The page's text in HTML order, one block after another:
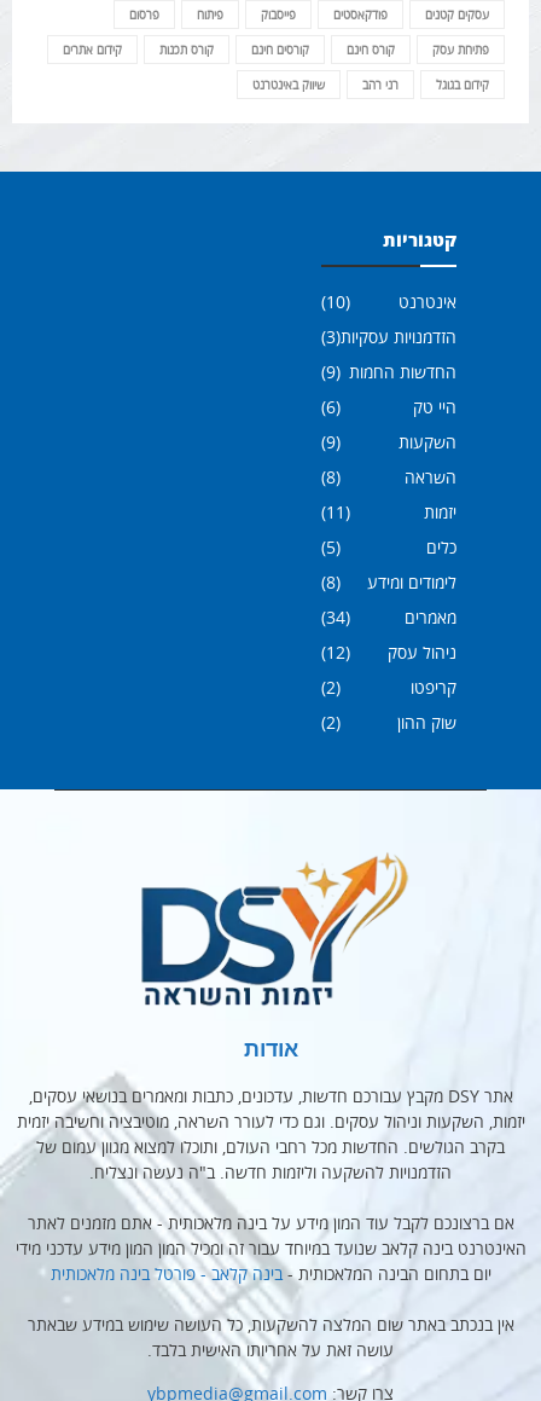
עסקים קטנים פודקאסטים פייסבוק פיתוח פרסום
פתיחת עסק קורס חינם קורסים חינם קורס תכנות קידום אתרים
קידום בגוגל רני רהב שיווק באינטרנט
קטגוריות
אינטרנט
(10)
הזדמנויות עסקיות(3)
החדשות החמות (9)
היי טק
(6)
השקעות
(9)
השראה
(8)
יזמות
(11)
כלים
(5)
לימודים ומידע
(8)
מאמרים
(34)
ניהול עסק
(12)
קריפטו
(2)
שוק ההון
(2)
אודות
אתר DSY מקבץ עבורכם חדשות, עדכונים, כתבות ומאמרים בנושאי עסקים,
יזמות, השקעות וניהול עסקים. וגם כדי לעורר השראה, מוטיבציה וחשיבה יזמית
בקרב הגולשים. החדשות מכל רחבי העולם, ותוכלו למצוא מגוון עמום של
הזדמנויות להשקעה וליזמות חדשה. ב"ה נעשה ונצליח.
אם ברצונכם לקבל עוד המון מידע על בינה מלאכותית - אתם מזמנים לאתר
האינטרנט בינה קלאב שנועד במיוחד עבור זה ומכיל המון המון מידע עדכני מידי
יום בתחום הבינה המלאכותית -בינה קלאב - פורטל בינה מלאכותית
אין בנכתב באתר שום המלצה להשקעות, כל העושה שימוש במידע שבאתר
עושה זאת על אחריותו האישית בלבד.
צרו קשר: ybpmedia@gmail.com